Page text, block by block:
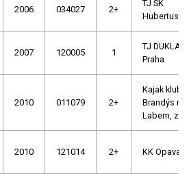
2006 034027 2+
TJ SK
Hubertus
2007 120005 1
TJ DUKLA
Praha
2010 011079 2+
Kajak klub
Brandýs
Labem, z. s.
2010 121014 2+ KK Opava